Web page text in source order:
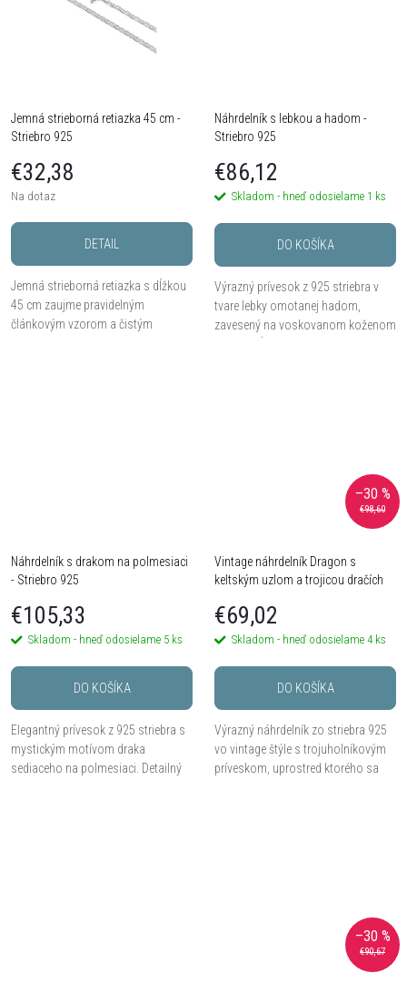
Jemná strieborná retiazka 45 cm -
Striebro 925
€32,38
Na dotaz
DETAIL
Jemná strieborná retiazka s dĺžkou
45 cm zaujme pravidelným
článkovým vzorom a čistým
Náhrdelník s lebkou a hadom -
Striebro 925
€86,12
Skladom - hneď odosielame 1 ks
DO KOŠÍKA
Výrazný prívesok z 925 striebra v
tvare lebky omotanej hadom,
zavesený na voskovanom koženom
Náhrdelník s drakom na polmesiaci
- Striebro 925
€105,33
Skladom - hneď odosielame 5 ks
DO KOŠÍKA
Elegantný prívesok z 925 striebra s
mystickým motívom draka
sediaceho na polmesiaci. Detailný
€98,60
–30 %
Vintage náhrdelník Dragon s
keltským uzlom a trojicou dračích
€69,02
Skladom - hneď odosielame 4 ks
DO KOŠÍKA
Výrazný náhrdelník zo striebra 925
vo vintage štýle s trojuholníkovým
príveskom, uprostred ktorého sa
€90,67
–30 %